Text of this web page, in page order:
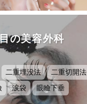
の美容外科
二重埋没法 二重切開法
涙袋 眼瞼下垂